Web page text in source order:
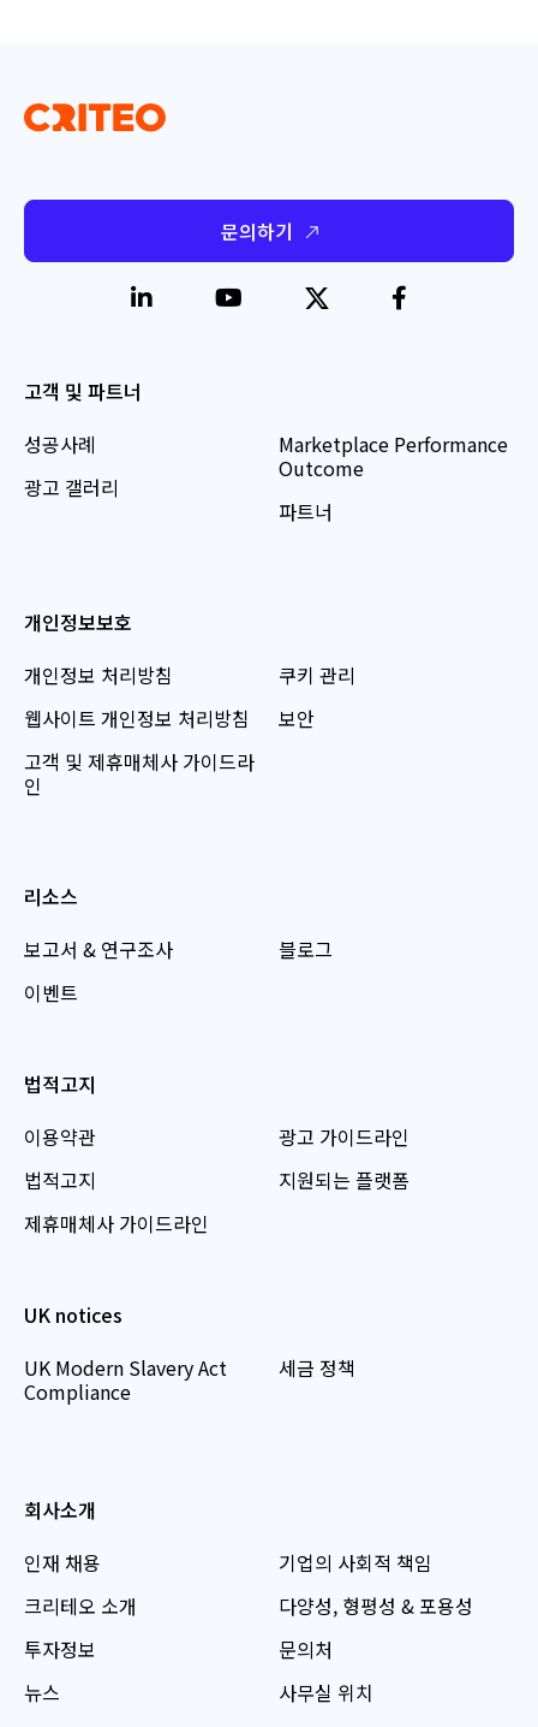
문의하기
고객 및 파트너
성공사례
광고 갤러리
Marketplace Performance
Outcome
파트너
개인정보보호
개인정보 처리방침
웹사이트 개인정보 처리방침
고객 및 제휴매체사 가이드라
인
쿠키 관리
보안
리소스
보고서 & 연구조사
이벤트
블로그
법적고지
이용약관
법적고지
제휴매체사 가이드라인
광고 가이드라인
지원되는 플랫폼
UK notices
UK Modern Slavery Act
Compliance
세금 정책
회사소개
인재 채용
크리테오 소개
투자정보
뉴스
기업의 사회적 책임
다양성, 형평성 & 포용성
문의처
사무실 위치